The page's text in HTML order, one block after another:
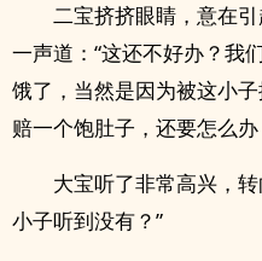
二宝挤挤眼睛，意在
一声道：“这还不好办？我
饿了，当然是因为被这小
赔一个饱肚子，还要怎么办
大宝听了非常高兴，
小子听到没有？”